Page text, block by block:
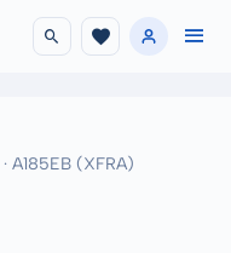
· A185EB (XFRA)